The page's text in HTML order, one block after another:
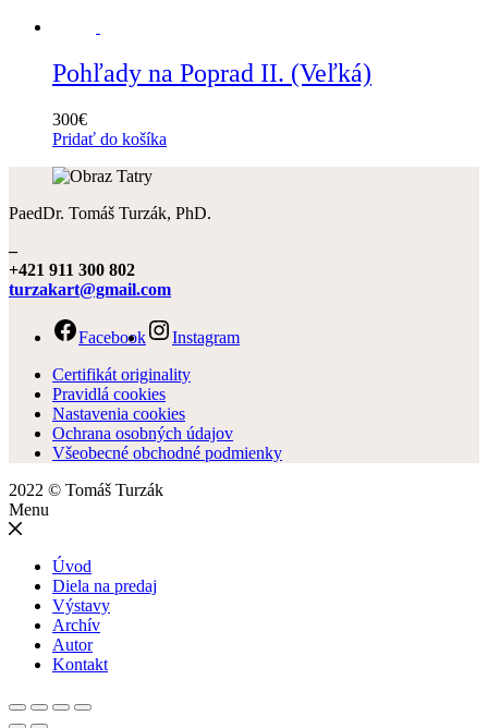
Pohľady na Poprad II. (Veľká)
300€
Pridať do košíka
PaedDr. Tomáš Turzák, PhD.
–
+421 911 300 802
turzakart@gmail.com
Facebook
Instagram
Certifikát originality
Pravidlá cookies
Nastavenia cookies
Ochrana osobných údajov
Všeobecné obchodné podmienky
2022 © Tomáš Turzák
Menu
Úvod
Diela na predaj
Výstavy
Archív
Autor
Kontakt